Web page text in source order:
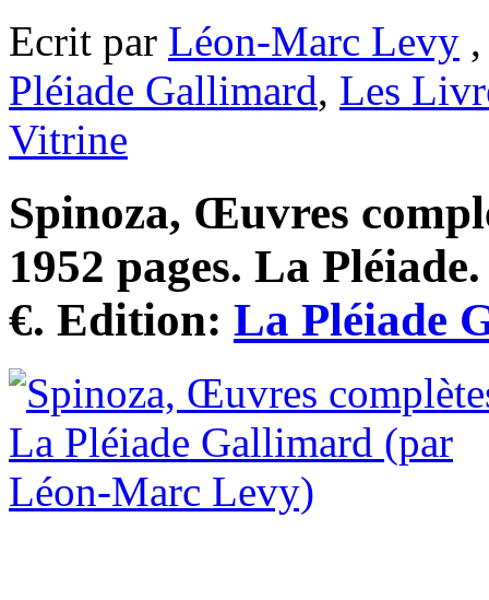
Ecrit par Léon-Marc Levy
Pléiade Gallimard, Les
Vitrine
Spinoza, Œuvres
1952 pages. La
€. Edition: La Pléiade